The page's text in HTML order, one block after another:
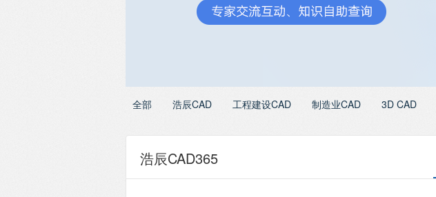
全部 浩辰CAD 工程建设CAD 制造业CAD 3D CAD
浩辰CAD365